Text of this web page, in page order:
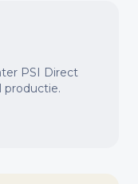
PSI Direct
productie.